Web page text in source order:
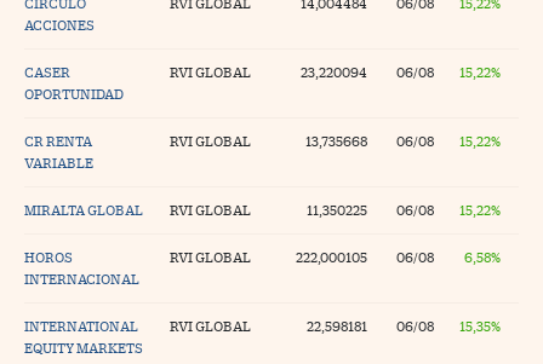
ACCIONES
CASER
OPORTUNIDAD
RVI GLOBAL 23,220094 06/08 15,22%
CR RENTA
VARIABLE
RVI GLOBAL 13,735668 06/08 15,22%
MIRALTA GLOBAL RVI GLOBAL 11,350225 06/08 15,22%
HOROS
INTERNACIONAL
RVI GLOBAL 222,000105 06/08 6,58%
INTERNATIONAL
EQUITY MARKETS
RVI GLOBAL 22,598181 06/08 15,35%